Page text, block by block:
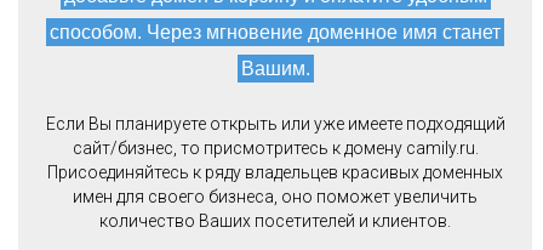
способом. Через мгновение доменное имя станет
Вашим.
Если Вы планируете открыть или уже имеете подходящий
сайт/бизнес, то присмотритесь к домену camily.ru.
Присоединяйтесь к ряду владельцев красивых доменных
имен для своего бизнеса, оно поможет увеличить
количество Ваших посетителей и клиентов.